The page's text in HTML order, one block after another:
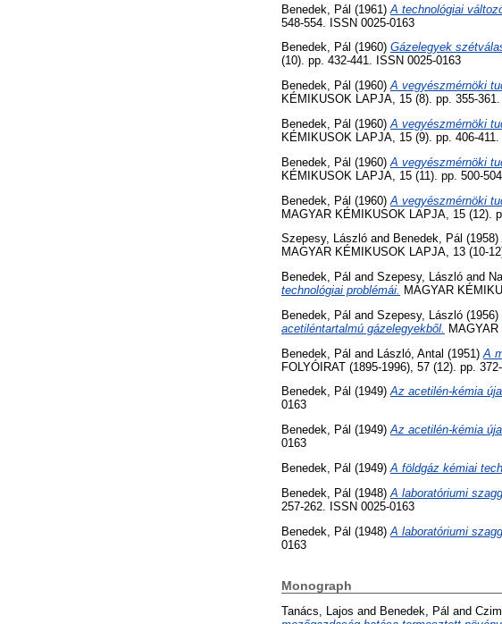
Benedek, Pál (1961) A technológiai
548-554. ISSN 0025-0163
Benedek, Pál (1960) Gázelegyek
(10). pp. 432-441. ISSN 0025-0163
Benedek, Pál (1960)A vegyészmérnöki
KÉMIKUSOK LAPJA, 15 (8). pp. 355-
Benedek, Pál (1960) A vegyészmérnöki
KÉMIKUSOK LAPJA, 15 (9). pp. 406-
Benedek, Pál (1960) A vegyészmérnöki
KÉMIKUSOK LAPJA, 15 (11). pp. 500-
Benedek, Pál (1960) A vegyészmérnöki
MAGYAR KÉMIKUSOK LAPJA, 15 (12).
Szepesy, László and Benedek, Pál (1958)
MAGYAR KÉMIKUSOK LAPJA, 13 (10-
Benedek, Pál and Szepesy, László and
technológiai problémái. MAGYAR
Benedek, Pál and Szepesy, László (1956)
acetiléntartalmú gázelegyekből.
Benedek, Pál and László, Antal (1951) A
FOLYÓIRAT (1895-1996), 57 (12). pp.
Benedek, Pál (1949)Az acetilén-kémia
0163
Benedek, Pál (1949)Az acetilén-kémia
0163
Benedek, Pál (1949)A földgáz kémiai
Benedek, Pál (1948) A laboratóriumi
257-262. ISSN 0025-0163
Benedek, Pál (1948) A laboratóriumi
0163
Monograph
Tanács, Lajos and Benedek, Pál and